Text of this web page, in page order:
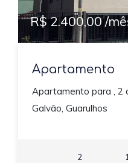
R$ 2.400,00 /
Apartamento
Apartamento para , 2
Galvão, Guarulhos
2
1